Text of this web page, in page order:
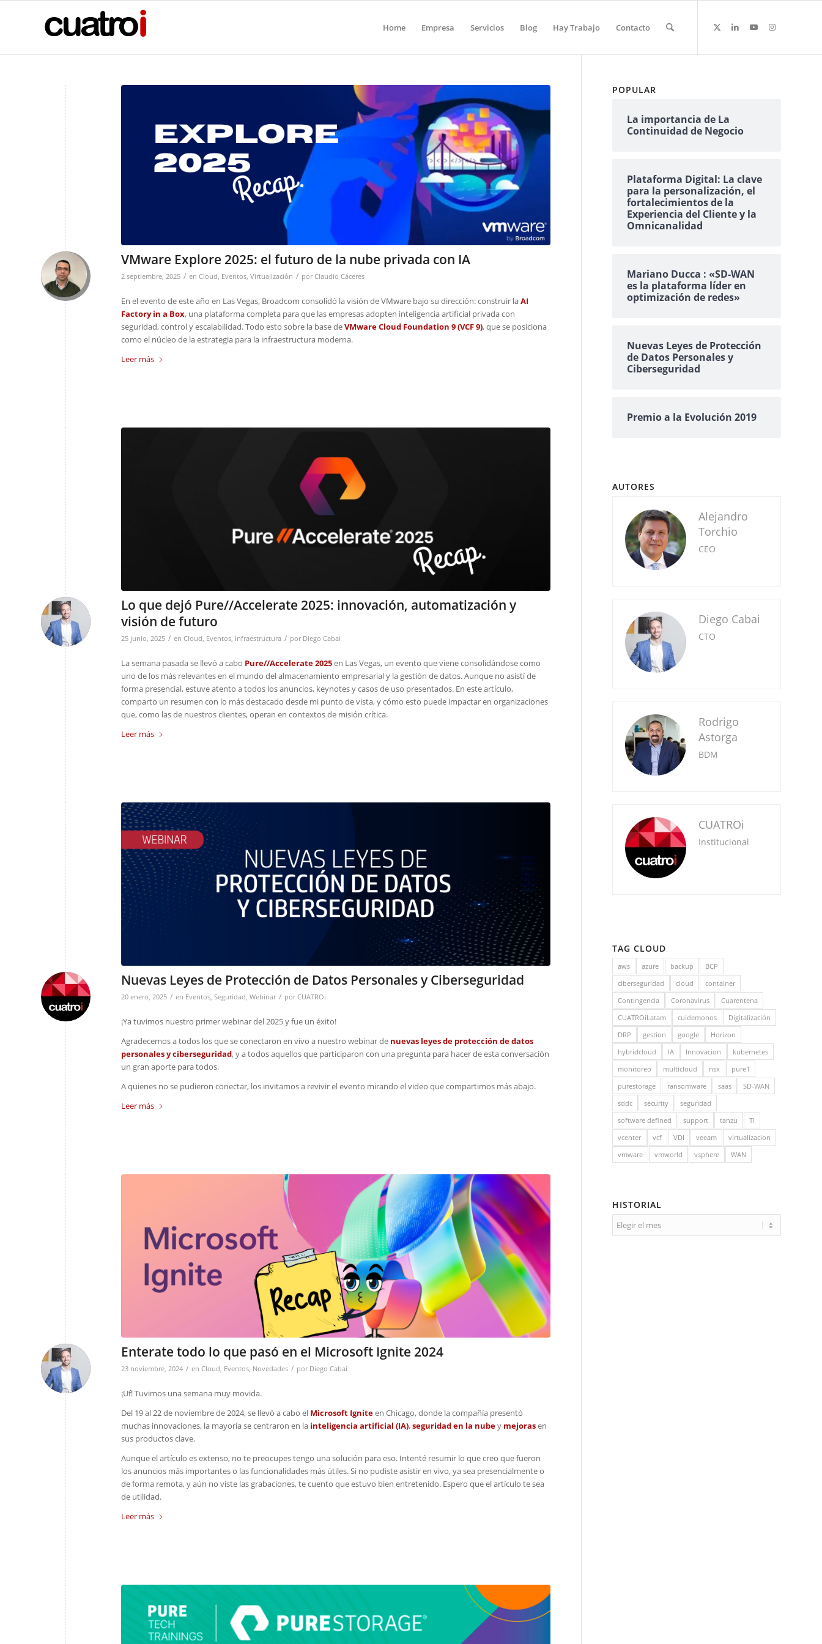
Home Empresa Servicios Blog Hay Trabajo Contacto
VMware Explore 2025: el futuro de la nube privada con IA
2 septiembre, 2025 / en Cloud Eventos Virtualización / porClaudio Cáceres
En el evento de este año en Las Vegas, Broadcom consolidó la visión de VMware bajo su dirección: construir laAI
Factory in a Box, una plataforma completa para que las empresas adopten inteligencia artificial privada con
seguridad, control y escalabilidad. Todo esto sobre la base deVMware Cloud Foundation 9 (VCF 9), que se posiciona
como el núcleo de la estrategia para la infraestructura moderna.
Leer más
Lo que dejó Pure//Accelerate 2025: innovación, automatización y
visión de futuro
25 junio, 2025 / en Cloud Eventos Infraestructura / por Diego Cabai
La semana pasada se llevó a cabo Pure//Accelerate 2025en Las Vegas, un evento que viene consolidándose como
uno de los más relevantes en el mundo del almacenamiento empresarial y la gestión de datos. Aunque no asistí de
forma presencial, estuve atento a todos los anuncios, keynotes y casos de uso presentados. En este artículo,
comparto un resumen con lo más destacado desde mi punto de vista, y cómo esto puede impactar en organizaciones
que, como las de nuestros clientes, operan en contextos de misión crítica.
Leer más
Nuevas Leyes de Protección de Datos Personales y Ciberseguridad
20 enero, 2025 / en Eventos Seguridad Webinar / porCUATROi
¡Ya tuvimos nuestro primer webinar del 2025 y fue un éxito!
Agradecemos a todos los que se conectaron en vivo a nuestro webinar de nuevas leyes de protección de datos
personales y ciberseguridad, y a todos aquellos que participaron con una pregunta para hacer de esta conversación
un gran aporte para todos.
A quienes no se pudieron conectar, los invitamos a revivir el evento mirando el video que compartimos más abajo.
Leer más
Enterate todo lo que pasó en el Microsoft Ignite 2024
23 noviembre, 2024 / en Cloud Eventos Novedades / por Diego Cabai
¡Uf! Tuvimos una semana muy movida.
Del 19 al 22 de noviembre de 2024, se llevó a cabo el Microsoft Igniteen Chicago, donde la compañía presentó
muchas innovaciones, la mayoría se centraron en la inteligencia artificial (IA),seguridad en la nubey mejorasen
sus productos clave.
Aunque el artículo es extenso, no te preocupes tengo una solución para eso. Intenté resumir lo que creo que fueron
los anuncios más importantes o las funcionalidades más útiles. Si no pudiste asistir en vivo, ya sea presencialmente o
de forma remota, y aún no viste las grabaciones, te cuento que estuvo bien entretenido. Espero que el artículo te sea
de utilidad.
Leer más
POPULAR
La importancia de La
Continuidad de Negocio
Plataforma Digital: La clave
para la personalización, el
fortalecimientos de la
Experiencia del Cliente y la
Omnicanalidad
Mariano Ducca : «SD-WAN
es la plataforma líder en
optimización de redes»
Nuevas Leyes de Protección
de Datos Personales y
Ciberseguridad
Premio a la Evolución 2019
AUTORES
Alejandro
Torchio
CEO
Diego Cabai
CTO
Rodrigo
Astorga
BDM
CUATROi
Institucional
TAG CLOUD
aws azure backup
BCP
ciberseguridad
cloud
container
Contingencia
Coronavirus
Cuarentena
CUATROiLatam
cuidemonos
Digitalización
DRP
gestion google
Horizon
hybridcloud
IA Innovacion
kubernetes
monitoreo
multicloud nsx
pure1
purestorage
ransomware saas
SD-WAN
sddc
security
seguridad
software defined
support tanzu
TI
vcenter
vcf VDI veeam
virtualizacion
vmware
vmworld vsphere WAN
HISTORIAL